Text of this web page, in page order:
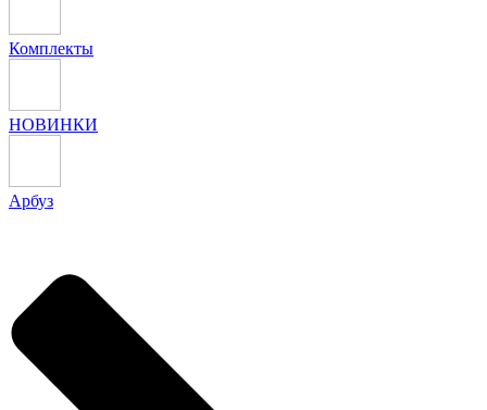
Комплекты
НОВИНКИ
Арбуз